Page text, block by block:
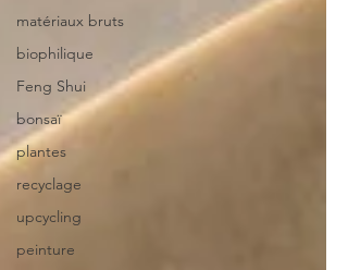
matériaux bruts
biophilique
Feng Shui
bonsaï
plantes
recyclage
upcycling
peinture